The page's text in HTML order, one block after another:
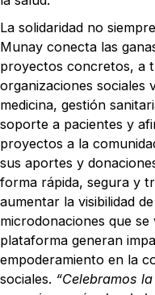
La solidaridad no
Munay conecta las
proyectos concretos, a
organizaciones sociales
medicina, gestión
soporte a pacientes y
proyectos a la
sus aportes y
forma rápida, segura y
aumentar la visibilidad
microdonaciones que
plataforma generan
empoderamiento en la
sociales. “Celebramos